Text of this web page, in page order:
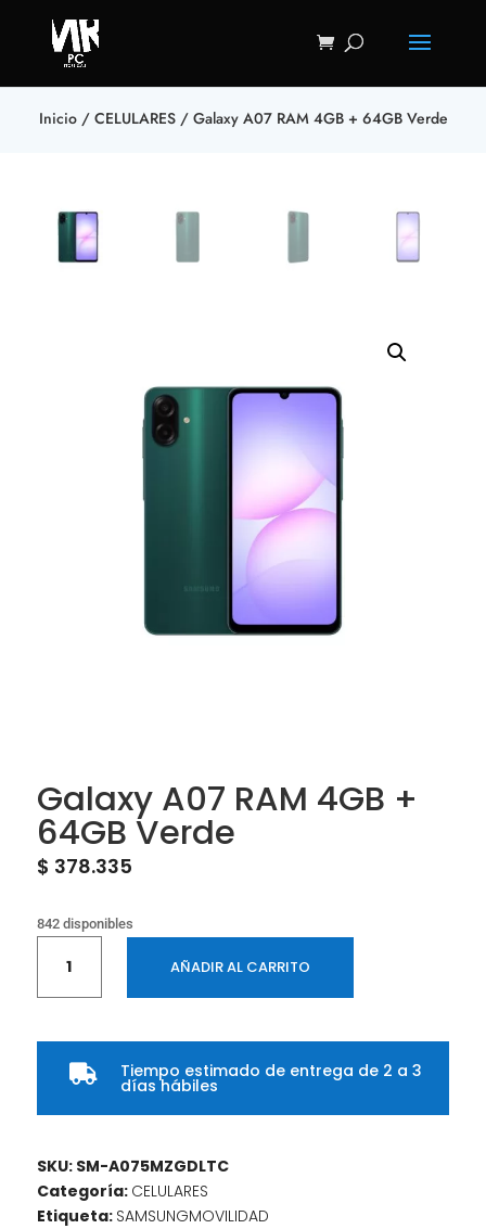
Inicio/ CELULARES/ Galaxy A07 RAM 4GB + 64GB Verde
Galaxy A07 RAM 4GB +
64GB Verde
$ 378.335
842 disponibles
RAM
+
cantidad
AÑADIR AL CARRITO
 Tiempo estimado de entrega de 2 a 3
días hábiles
SKU: SM-A075MZGDLTC
Categoría: CELULARES
Etiqueta: SAMSUNGMOVILIDAD